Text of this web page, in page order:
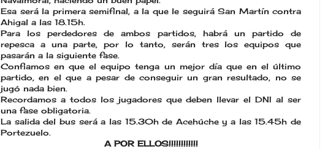
Esa será la primera semifinal, a la que le seguirá San Martín contra
Ahigal a las 18.15h.
Para los perdedores de ambos partidos, habrá un partido de
repesca a una parte, por lo tanto, serán tres los equipos que
pasarán a la siguiente fase.
Confiamos en que el equipo tenga un mejor día que en el último
partido, en el que a pesar de conseguir un gran resultado, no se
jugó nada bien.
Recordamos a todos los jugadores que deben llevar el DNI al ser
una fase obligatoria.
La salida del bus será a las 15.30h de Acehúche y a las 15.45h de
Portezuelo.
A POR ELLOS!!!!!!!!!!!!